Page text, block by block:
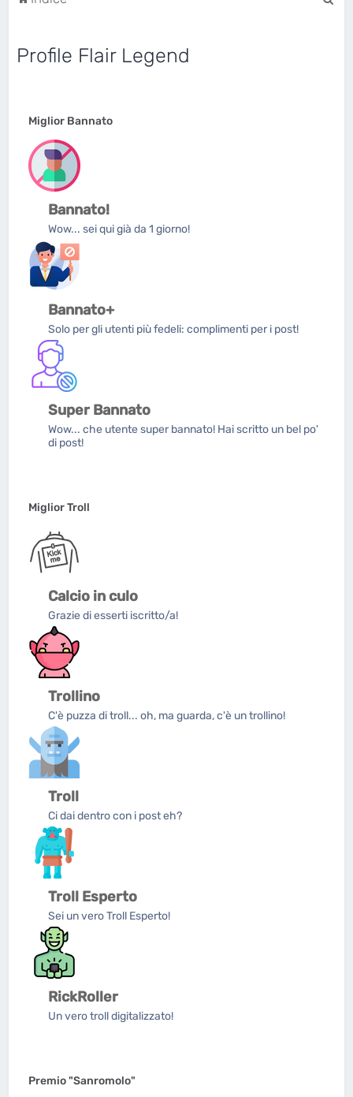
Profile Flair Legend
Miglior Bannato
Bannato!
Wow... sei qui già da 1 giorno!
Bannato+
Solo per gli utenti più fedeli: complimenti per i post!
Super Bannato
Wow... che utente super bannato! Hai scritto un bel po'
di post!
Miglior Troll
Calcio in culo
Grazie di esserti iscritto/a!
Trollino
C'è puzza di troll... oh, ma guarda, c'è un trollino!
Troll
Ci dai dentro con i post eh?
Troll Esperto
Sei un vero Troll Esperto!
RickRoller
Un vero troll digitalizzato!
Premio "Sanromolo"